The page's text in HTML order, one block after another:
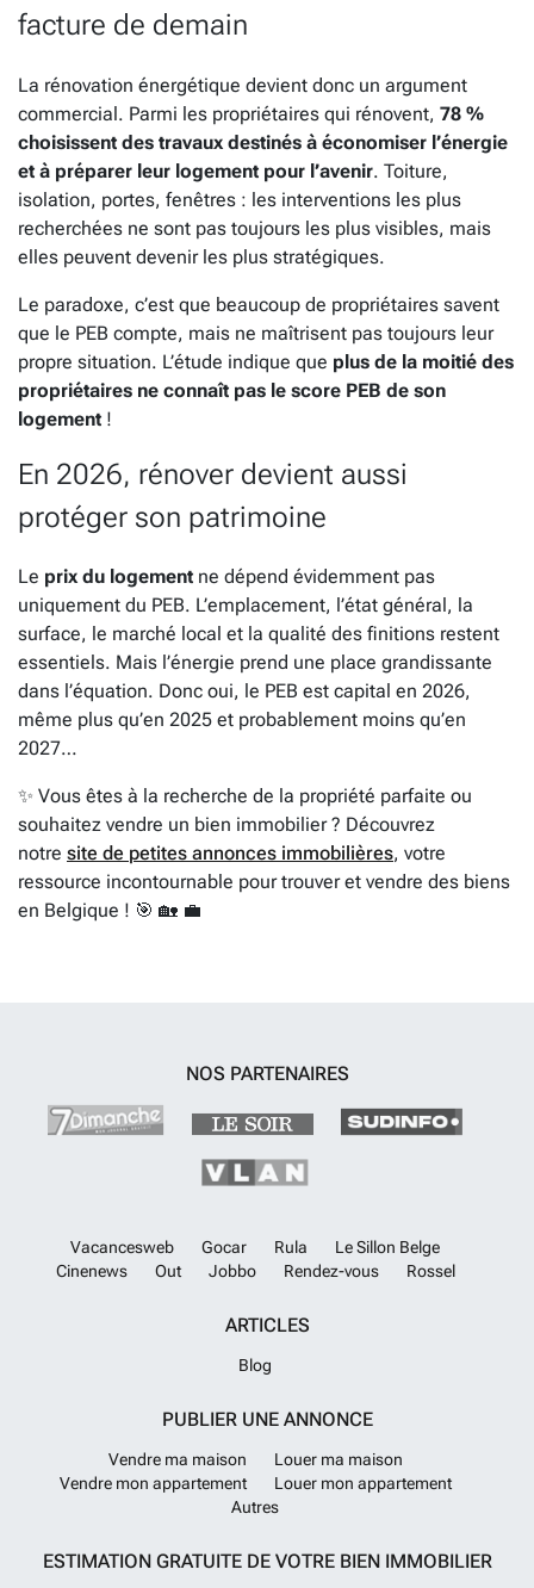
facture de demain
La rénovation énergétique devient donc un argument
commercial. Parmi les propriétaires qui rénovent, 78 %
choisissent des travaux destinés à économiser l’énergie
et à préparer leur logement pour l’avenir. Toiture,
isolation, portes, fenêtres : les interventions les plus
recherchées ne sont pas toujours les plus visibles, mais
elles peuvent devenir les plus stratégiques.
Le paradoxe, c’est que beaucoup de propriétaires savent
que le PEB compte, mais ne maîtrisent pas toujours leur
propre situation. L’étude indique que plus de la moitié des
propriétaires ne connaît pas le score PEB de son
logement !
En 2026, rénover devient aussi
protéger son patrimoine
Le prix du logement ne dépend évidemment pas
uniquement du PEB. L’emplacement, l’état général, la
surface, le marché local et la qualité des finitions restent
essentiels. Mais l’énergie prend une place grandissante
dans l’équation. Donc oui, le PEB est capital en 2026,
même plus qu’en 2025 et probablement moins qu’en
2027…
✨ Vous êtes à la recherche de la propriété parfaite ou
souhaitez vendre un bien immobilier ? Découvrez
notre site de petites annonces immobilières, votre
ressource incontournable pour trouver et vendre des biens
en Belgique ! 🎯 🏡 💼
NOS PARTENAIRES
Vacancesweb Gocar Rula
Le Sillon Belge
Cinenews
Out Jobbo Rendez-vous Rossel
ARTICLES
Blog
PUBLIER UNE ANNONCE
Vendre ma maison
Louer ma maison
Vendre mon appartement
Louer mon appartement
Autres
ESTIMATION GRATUITE DE VOTRE BIEN IMMOBILIER